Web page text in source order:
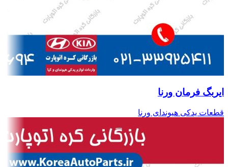
ایربگ فرمان ورنا
قطعات یدکی هیوندای ورنا